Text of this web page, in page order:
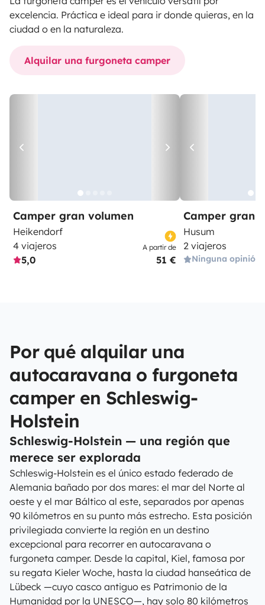
excelencia. Práctica e ideal para ir donde quieras, en la
ciudad o en la naturaleza.
Alquilar una furgoneta camper
Camper gran volumen
Heikendorf
4 viajeros
5,0
A partir de
51 €
Camper gran
Husum
2 viajeros
Ninguna opinión
Por qué alquilar una
autocaravana o furgoneta
camper en Schleswig-
Holstein
Schleswig-Holstein — una región que
merece ser explorada
Schleswig-Holstein es el único estado federado de
Alemania bañado por dos mares: el mar del Norte al
oeste y el mar Báltico al este, separados por apenas
90 kilómetros en su punto más estrecho. Esta posición
privilegiada convierte la región en un destino
excepcional para recorrer en autocaravana o
furgoneta camper. Desde la capital, Kiel, famosa por
su regata Kieler Woche, hasta la ciudad hanseática de
Lübeck —cuyo casco antiguo es Patrimonio de la
Humanidad por la UNESCO—, hay solo 80 kilómetros